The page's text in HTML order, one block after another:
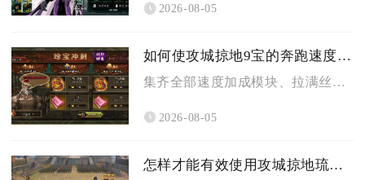
2026-08-05
如何使攻城掠地9宝的奔跑速度达到最大
集齐全部速度加成模块、拉满丝绸之路专属增益、搭配全速御宝与战...
2026-08-05
怎样才能有效使用攻城掠地琉璃玉符